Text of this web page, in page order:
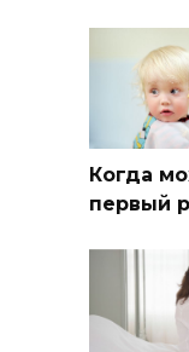
Когда
первый